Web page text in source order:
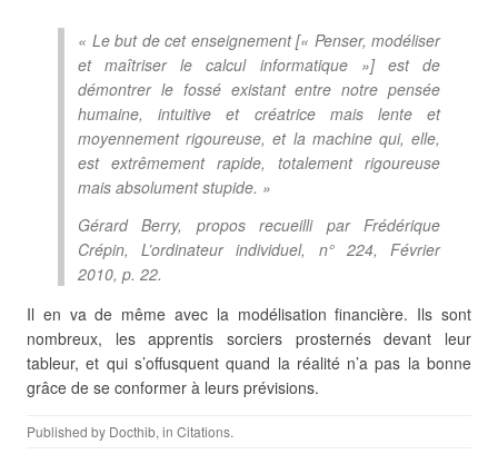
« Le but de cet enseignement [« Penser, modéliser
et maîtriser le calcul informatique »] est de
démontrer le fossé existant entre notre pensée
humaine, intuitive et créatrice mais lente et
moyennement rigoureuse, et la machine qui, elle,
est extrêmement rapide, totalement rigoureuse
mais absolument stupide. »
Gérard Berry, propos recueilli par Frédérique
Crépin, L’ordinateur individuel, n° 224, Février
2010, p. 22.
Il en va de même avec la modélisation financière. Ils sont
nombreux, les apprentis sorciers prosternés devant leur
tableur, et qui s’offusquent quand la réalité n’a pas la bonne
grâce de se conformer à leurs prévisions.
Published by Docthib, in Citations.